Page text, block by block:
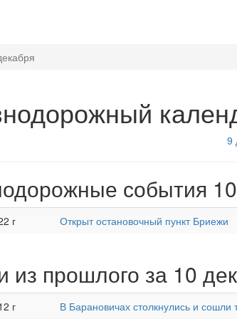
9
события
г Открыт остановочный пункт Бриежи
из прошлого за 10
г
В Барановичах столкнулись и сошли